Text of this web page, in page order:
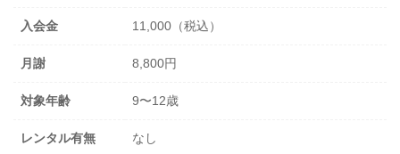
入会金 11,000（税込）
月謝 8,800円
対象年齢 9〜12歳
レンタル有無 なし